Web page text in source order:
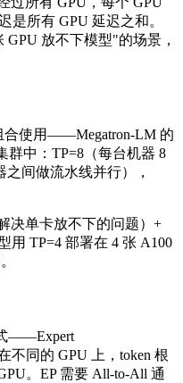
是所有 GPU 延迟之和。
GPU 放不下模型"的场景，
合使用——Megatron-LM 的
群中：TP=8（每台机器 8
间做流水线并行），
决单卡放不下的问题）+
用 TP=4 部署在 4 张 A100
——Expert
不同的 GPU 上，token 根
。EP 需要 All-to-All 通